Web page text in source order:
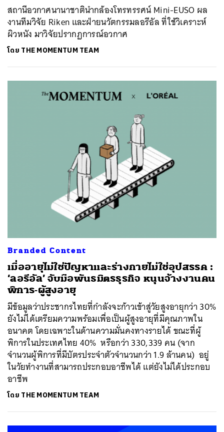
สถานีอวกาศนานาชาตินำกล้องโทรทรรศน์ Mini-EUSO ผล
งานทีมวิจัย Riken และฝ่ายนวัตกรรมลอรีอัล ที่ใช้วิเคราะห์
ผิวหนัง มาวิจัยปรากฏการณ์อวกาศ
โดย THE MOMENTUM TEAM
Branded Content
เมื่ออายุไม่ใช่ปัญหาและร่างกายไม่ใช่อุปสรรค :
‘ลอรีอัล’ จับมือพันธมิตรธุรกิจ หนุนจ้างงานคน
พิการ-ผู้สูงอายุ
มีข้อมูลว่าประชากรไทยที่กำลังจะก้าวเข้าสู่วัยสูงอายุกว่า 30%
ยังไม่ได้เตรียมความพร้อมเพื่อเป็นผู้สูงอายุที่มีคุณภาพใน
อนาคต โดยเฉพาะในด้านความมั่นคงทางรายได้ ขณะที่ผู้
พิการในประเทศไทย 40% หรือกว่า 330,339 คน (จาก
จำนวนผู้พิการที่มีบัตรประจำตัวจำนวนกว่า 1.9 ล้านคน) อยู่
ในวัยทำงานที่สามารถประกอบอาชีพได้ แต่ยังไม่ได้ประกอบ
อาชีพ
โดย THE MOMENTUM TEAM
SHARE TWEET LINE EMAIL